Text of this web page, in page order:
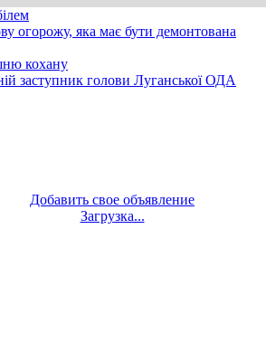
огорожу, яка має бути демонтована
кохану
заступник голови Луганської ОДА
Добавить свое объявление
Загрузка...